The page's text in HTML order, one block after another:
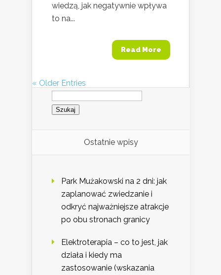
wiedzą, jak negatywnie wpływa
to na...
Read More
« Older Entries
Szukaj:
Ostatnie wpisy
Park Mużakowski na 2 dni: jak
zaplanować zwiedzanie i
odkryć najważniejsze atrakcje
po obu stronach granicy
Elektroterapia – co to jest, jak
działa i kiedy ma
zastosowanie (wskazania